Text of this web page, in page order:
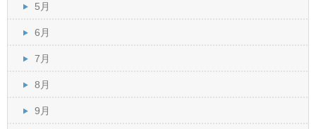
5月
6月
7月
8月
9月